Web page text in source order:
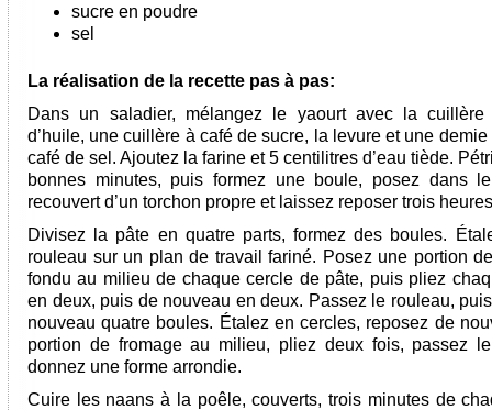
sucre en poudre
sel
La réalisation de la recette pas à pas:
Dans un saladier, mélangez le yaourt avec la
d’huile, une cuillère à café de sucre, la levure et une
café de sel. Ajoutez la farine et 5 centilitres d’eau tiède.
bonnes minutes, puis formez une boule, posez dans
recouvert d’un torchon propre et laissez reposer trois
Divisez la pâte en quatre parts, formez des boules.
rouleau sur un plan de travail fariné. Posez une portion
fondu au milieu de chaque cercle de pâte, puis pliez
en deux, puis de nouveau en deux. Passez le rouleau,
nouveau quatre boules. Étalez en cercles, reposez de
portion de fromage au milieu, pliez deux fois, passez
donnez une forme arrondie.
Cuire les naans à la poêle, couverts, trois minutes de